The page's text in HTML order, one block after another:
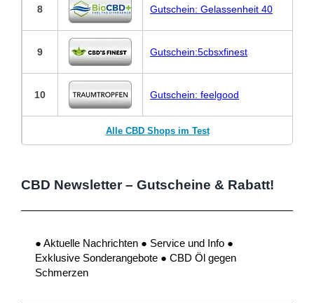
8 Gutschein: Gelassenheit 40
9 Gutschein:5cbsxfinest
10 Gutschein: feelgood
Alle CBD Shops im Test
CBD Newsletter – Gutscheine & Rabatt!
● Aktuelle Nachrichten ● Service und Info ●
Exklusive Sonderangebote ● CBD Öl gegen
Schmerzen